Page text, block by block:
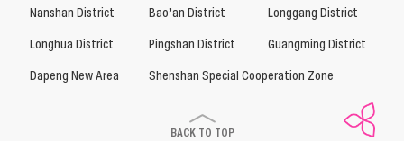
Nanshan District
Bao’an District
Longgang District
Longhua District
Pingshan District
Guangming District
Dapeng New Area
Shenshan Special Cooperation Zone
BACK TO TOP